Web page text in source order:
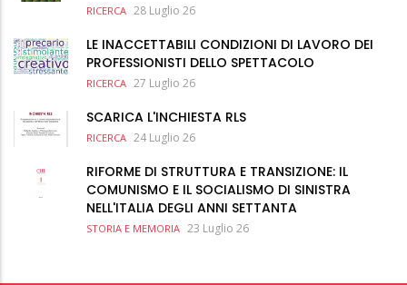
RICERCA 28 Luglio 26
LE INACCETTABILI CONDIZIONI DI LAVORO DEI
PROFESSIONISTI DELLO SPETTACOLO
RICERCA 27 Luglio 26
SCARICA L'INCHIESTA RLS
RICERCA 24 Luglio 26
RIFORME DI STRUTTURA E TRANSIZIONE: IL
COMUNISMO E IL SOCIALISMO DI SINISTRA
NELL'ITALIA DEGLI ANNI SETTANTA
STORIA E MEMORIA 23 Luglio 26